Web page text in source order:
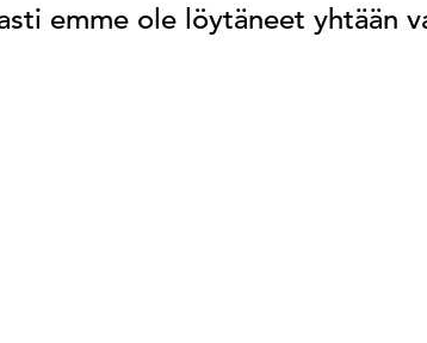
emme ole löytäneet yhtään